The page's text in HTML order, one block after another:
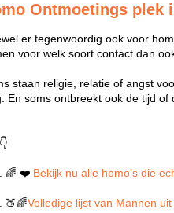
Ontmoetings plek
er tegenwoordig ook voor
voor welk soort contact dan
staan religie, relatie of angst
En soms ontbreekt ook de tijd
🌈 ❤️ Bekijk nu alle homo's die
🍑🌈Volledige lijst van Mannen